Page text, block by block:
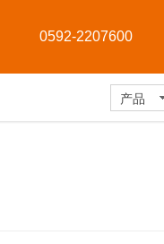
0592-2207600
产品